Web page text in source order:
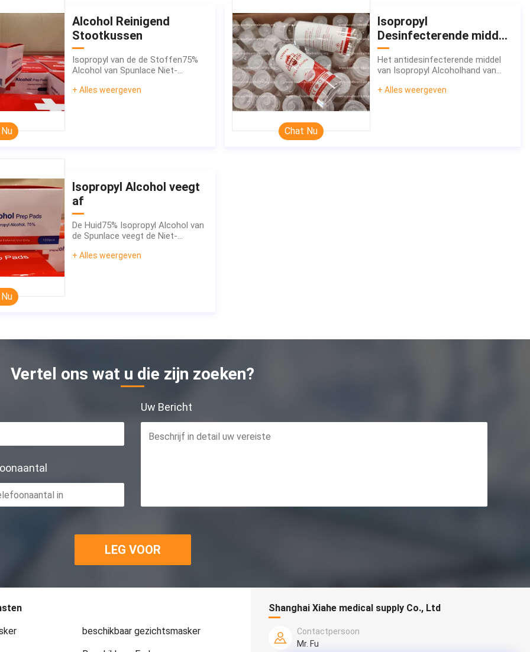
Alcohol Reinigend
Stootkussen
Isopropyl van de de Stoffen75%
Alcohol van Spunlace Niet-
+ Alles weergeven
Isopropyl
Desinfecterende middel
van de #Alcoholhand
Het antidesinfecterende middel
van Isopropyl Alcoholhand van
+ Alles weergeven
Chat Nu
Isopropyl Alcohol veegt
af
De Huid75% Isopropyl Alcohol van
de Spunlace veegt de Niet-
+ Alles weergeven
Vertel ons wat u die zijn zoeken?
Uw Bericht
LEG VOOR
beschikbaar gezichtsmasker
Shanghai Xiahe medical supply Co., Ltd
Contactpersoon
Mr. Fu